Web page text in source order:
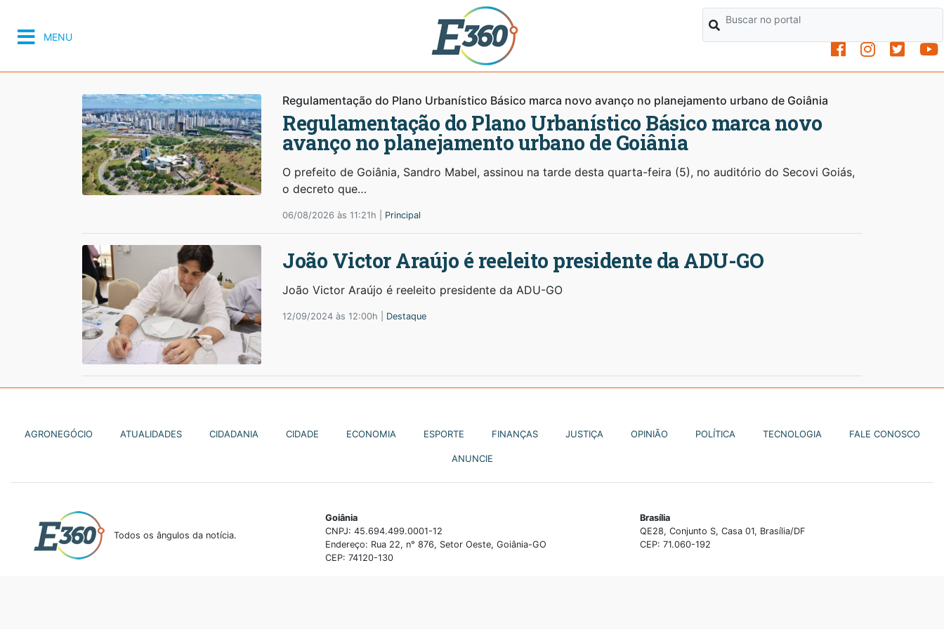
MENU
Regulamentação do Plano Urbanístico Básico marca novo avanço no planejamento urbano de Goiânia
Regulamentação do Plano Urbanístico Básico marca novo
avanço no planejamento urbano de Goiânia
O prefeito de Goiânia, Sandro Mabel, assinou na tarde desta quarta-feira (5), no auditório do Secovi Goiás,
o decreto que…
06/08/2026 às 11:21h | Principal
João Victor Araújo é reeleito presidente da ADU-GO
João Victor Araújo é reeleito presidente da ADU-GO
12/09/2024 às 12:00h | Destaque
AGRONEGÓCIO ATUALIDADES CIDADANIA CIDADE ECONOMIA ESPORTE FINANÇAS JUSTIÇA OPINIÃO POLÍTICA TECNOLOGIA FALE CONOSCO
ANUNCIE
Todos os ângulos da notícia.
Goiânia
CNPJ: 45.694.499.0001-12
Endereço: Rua 22, n° 876, Setor Oeste, Goiânia-GO
CEP: 74120-130
Brasília
QE28, Conjunto S, Casa 01, Brasília/DF
CEP: 71.060-192